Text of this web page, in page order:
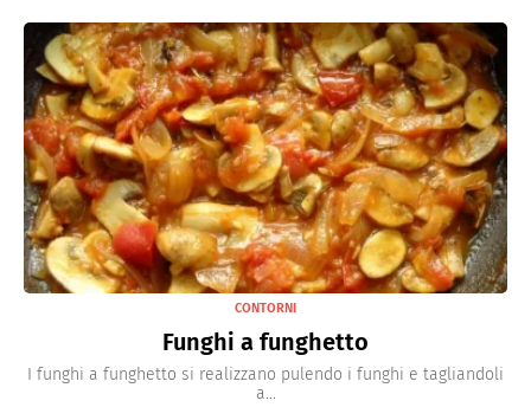
CONTORNI
Funghi a funghetto
I funghi a funghetto si realizzano pulendo i funghi e tagliandoli
a...